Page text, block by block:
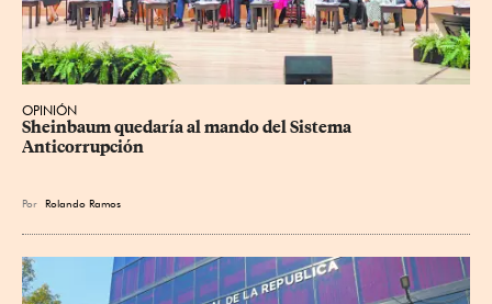
OPINIÓN
Sheinbaum quedaría al mando del Sistema
Anticorrupción
Por Rolando Ramos